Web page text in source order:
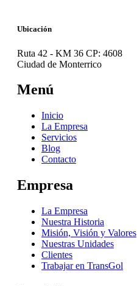
Ubicación
Ruta 42 - KM 36 CP: 4608
Ciudad de Monterrico
Menú
Inicio
La Empresa
Servicios
Blog
Contacto
Empresa
La Empresa
Nuestra Historia
Misión, Visión y Valores
Nuestras Unidades
Clientes
Trabajar en TransGol